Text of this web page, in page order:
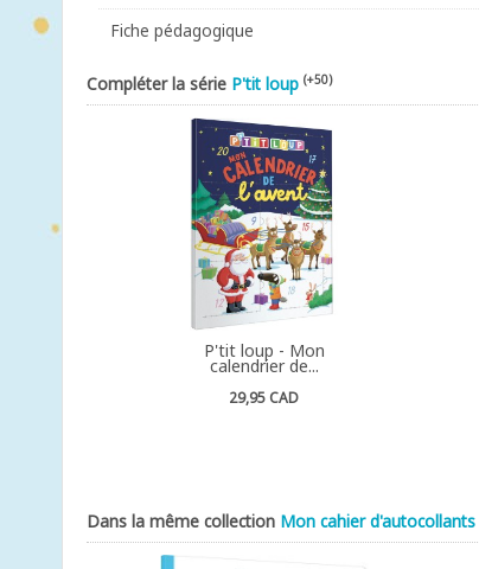
Fiche pédagogique
Compléter la série P'tit loup (+50)
P'tit loup - Mon
calendrier de...
29,95 CAD
Dans la même collection Mon cahier d'autocollants